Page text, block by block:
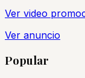
Ver video
Ver anuncio
Popular